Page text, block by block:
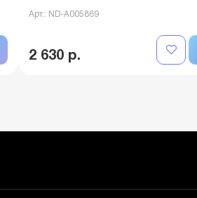
Арт.: ND-A005869
2 630 р.